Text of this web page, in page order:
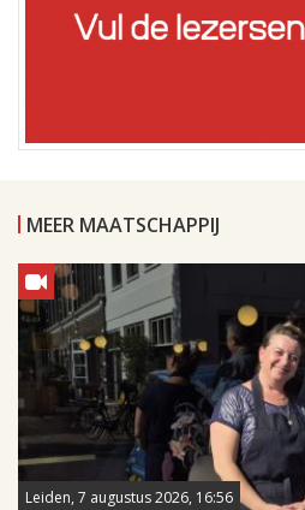
MEER MAATSCHAPPIJ
Leiden, 7 augustus 2026, 16:56